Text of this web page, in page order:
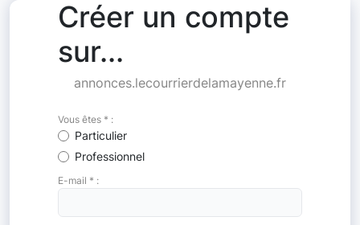
Créer un compte
sur...
annonces.lecourrierdelamayenne.fr
Vous êtes * :
Particulier
Professionnel
E-mail * :